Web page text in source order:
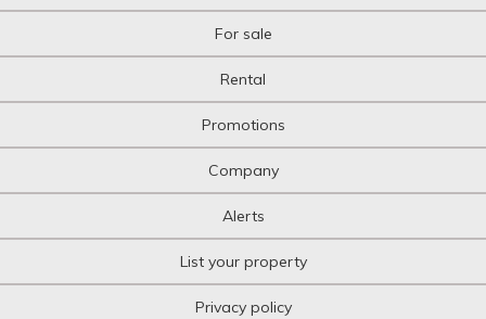
For sale
Rental
Promotions
Company
Alerts
List your property
Privacy policy